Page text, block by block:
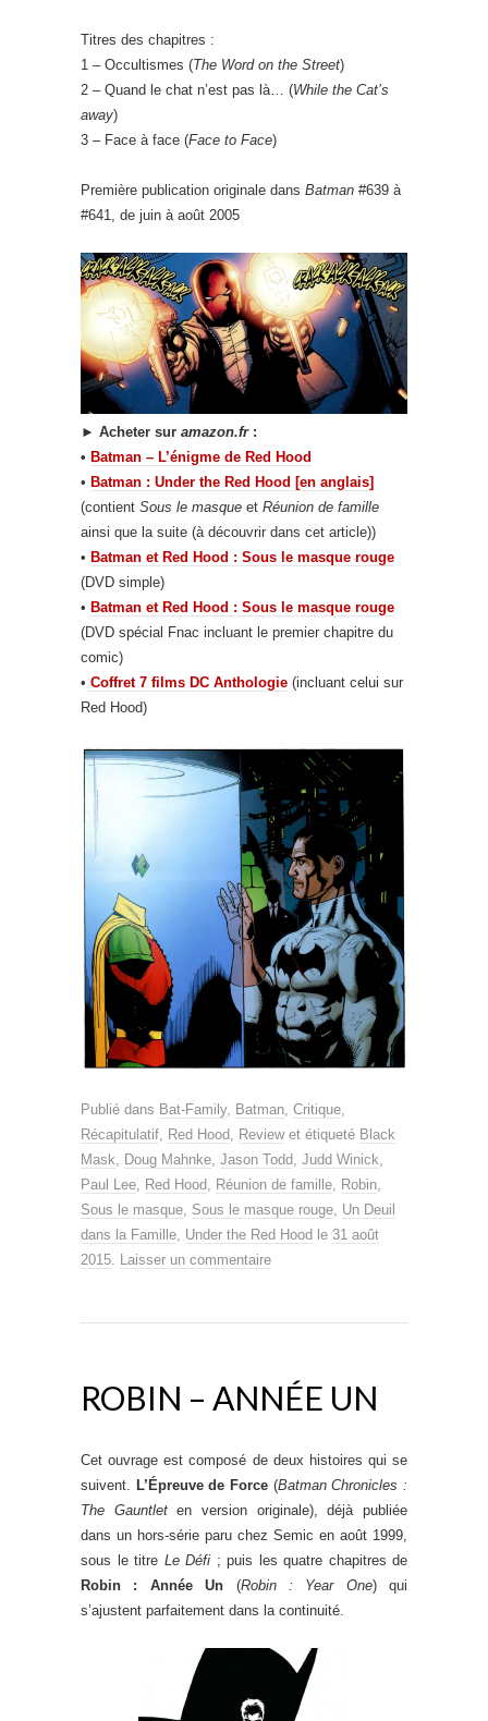
Titres des chapitres :
1 – Occultismes (The Word on the Street)
2 – Quand le chat n’est pas là… (While the Cat’s
away)
3 – Face à face (Face to Face)
Première publication originale dans Batman #639 à
#641, de juin à août 2005
► Acheter sur amazon.fr:
• Batman – L’énigme de Red Hood
• Batman : Under the Red Hood [en anglais]
(contient Sous le masque et Réunion de famille
ainsi que la suite (à découvrir dans cet article))
• Batman et Red Hood : Sous le masque rouge
(DVD simple)
• Batman et Red Hood : Sous le masque rouge
(DVD spécial Fnac incluant le premier chapitre du
comic)
• Coffret 7 films DC Anthologie (incluant celui sur
Red Hood)
Publié dans Bat-Family, Batman, Critique,
Récapitulatif, Red Hood, Reviewet étiqueté Black
Mask, Doug Mahnke, Jason Todd, Judd Winick,
Paul Lee, Red Hood, Réunion de famille, Robin,
Sous le masque, Sous le masque rouge, Un Deuil
dans la Famille, Under the Red Hood le 31 août
2015. Laisser un commentaire
ROBIN – ANNÉE UN
Cet ouvrage est composé de deux histoires qui se
suivent. L’Épreuve de Force (Batman Chronicles :
The Gauntleten version originale), déjà publiée
dans un hors-série paru chez Semic en août 1999,
sous le titre Le Défi ; puis les quatre chapitres de
Robin : Année Un (Robin : Year One) qui
s’ajustent parfaitement dans la continuité.